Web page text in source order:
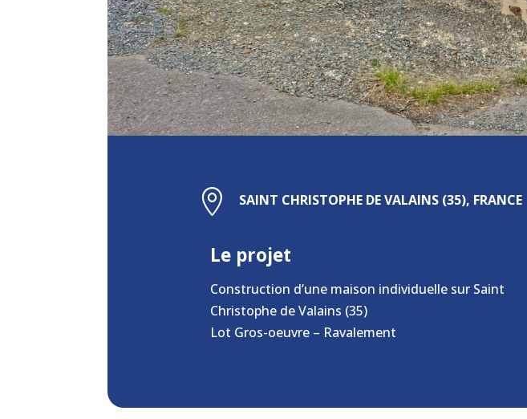
 SAINT CHRISTOPHE DE VALAINS (35), FRANCE
Le projet
Construction d’une maison individuelle sur Saint
Christophe de Valains (35)
Lot Gros-oeuvre – Ravalement